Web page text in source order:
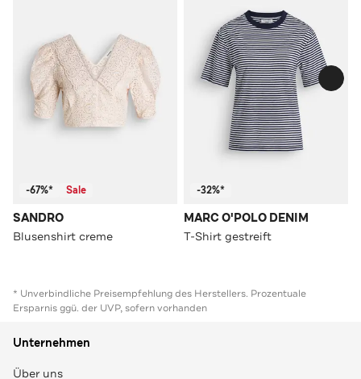
-67%* Sale
SANDRO
Blusenshirt creme
-32%*
MARC O'POLO DENIM
T-Shirt gestreift
* Unverbindliche Preisempfehlung des Herstellers. Prozentuale
Ersparnis ggü. der UVP, sofern vorhanden
Unternehmen
Über uns